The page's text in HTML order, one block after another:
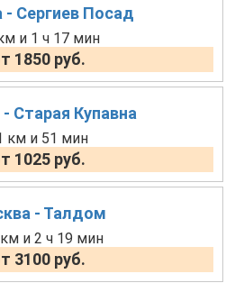
- Сергиев Посад
и 1 ч 17 мин
1850 руб.
Старая Купавна
км и 51 мин
1025 руб.
- Талдом
и 2 ч 19 мин
3100 руб.